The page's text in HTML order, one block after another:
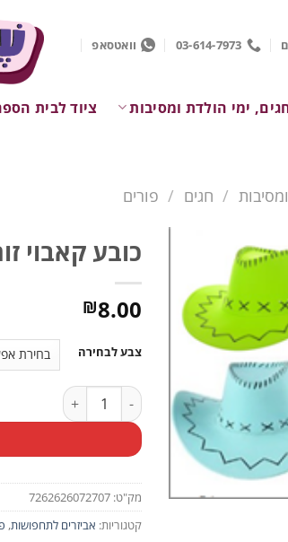
03-614-7973 וואטסאפ
ימי הולדת ומסיבות ציוד לבית
/ חגים / פורים
כובע קאבוי
₪8.00
צבע לבחירה
כמות של כובע קאבוי זוהר
מק"ט: 7262626072707
קטגוריות: אביזרים לתחפושות,